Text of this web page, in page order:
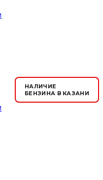
НАЛИЧИЕ
БЕНЗИНА В КАЗАНИ